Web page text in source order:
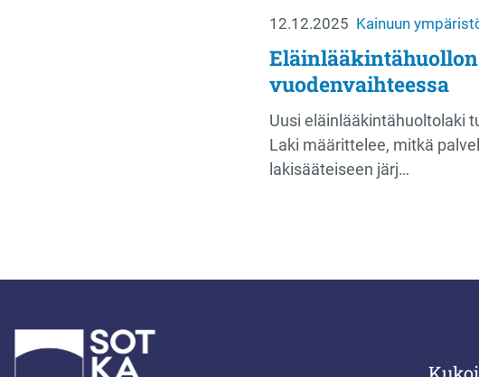
12.12.2025 Kainuun
vuodenvaihteessa
Uusi eläinlääkintähuoltolaki
Laki määrittelee, mitkä
lakisääteiseen järj…